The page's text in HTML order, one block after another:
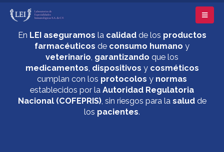
En LEI aseguramos la calidadde los productos
farmacéuticos de consumo humano y
veterinario, garantizando que los
medicamentos, dispositivos y cosméticos
cumplan con los protocolos y normas
establecidos por la Autoridad Regulatoria
Nacional (COFEPRIS), sin riesgos para la saludde
los pacientes.